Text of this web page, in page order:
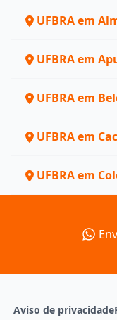
UFBRA em
UFBRA em
UFBRA em
UFBRA em
UFBRA em
Aviso de privacidade